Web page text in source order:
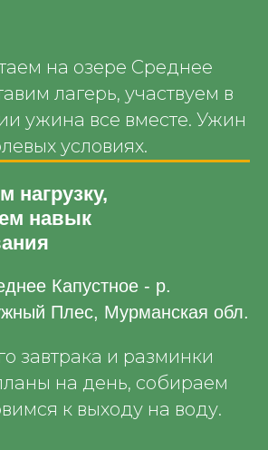
на озере Среднее
лагерь, участвуем в
ужина все вместе. Ужин
условиях.
нагрузку,
навык
Капустное - р.
Плес, Мурманская обл.
завтрака и разминки
на день, собираем
к выходу на воду.